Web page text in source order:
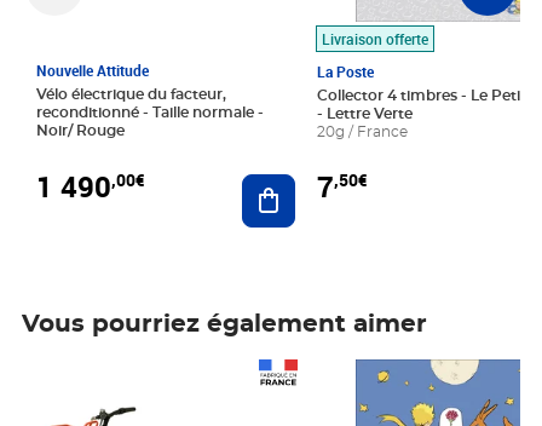
Nouvelle Attitude
Vélo électrique du facteur,
reconditionné - Taille normale -
Noir/ Rouge
1 490,00€ Ajouter au panier
Livraison offerte
La Poste
Collector 4 timbres - Le Petit
- Lettre Verte
20g / France
7,50€
Vous pourriez également aimer
Prix 7,50€